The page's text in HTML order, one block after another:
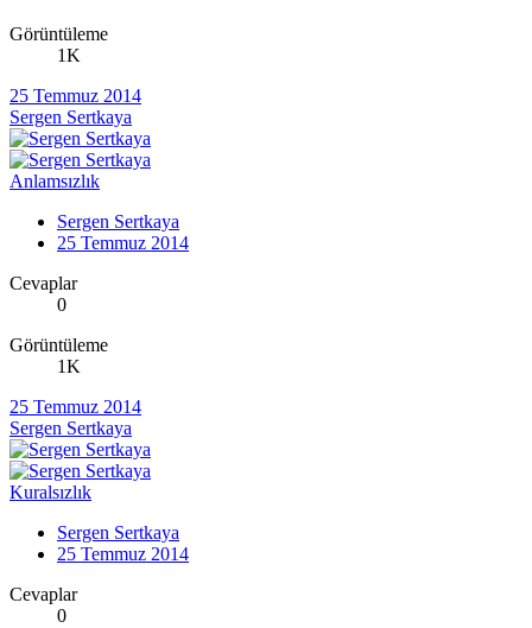
Görüntüleme
1K
25 Temmuz 2014
Sergen Sertkaya
Anlamsızlık
Sergen Sertkaya
25 Temmuz 2014
Cevaplar
0
Görüntüleme
1K
25 Temmuz 2014
Sergen Sertkaya
Kuralsızlık
Sergen Sertkaya
25 Temmuz 2014
Cevaplar
0